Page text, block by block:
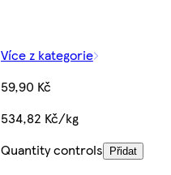
Více z kategorie
59,90 Kč
534,82 Kč/kg
Quantity controls
Přidat